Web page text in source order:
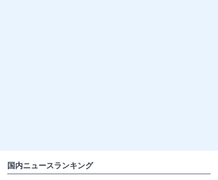
国内ニュースランキング